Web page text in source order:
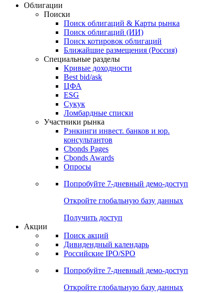
Облигации
Поиски
Поиск облигаций & Карты рынка
Поиск облигаций (ИИ)
Поиск котировок облигаций
Ближайшие размещения (Россия)
Специальные разделы
Кривые доходности
Best bid/ask
ЦФА
ESG
Сукук
Ломбардные списки
Участники рынка
Рэнкинги инвест. банков и юр.
консультантов
Cbonds Pages
Cbonds Awards
Опросы
Попробуйте 7-дневный демо-доступ
Откройте глобальную базу данных
Получить доступ
Акции
Поиск акций
Дивидендный календарь
Российские IPO/SPO
Попробуйте 7-дневный демо-доступ
Откройте глобальную базу данных